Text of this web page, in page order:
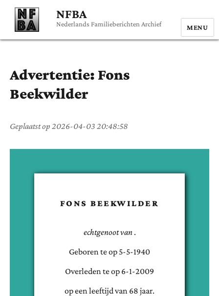
NFBA
Nederlands Familieberichten Archief MENU
Advertentie: Fons
Beekwilder
Geplaatst op 2026-04-03 20:48:58
FONS BEEKWILDER
echtgenoot van .
Geboren teop 5-5-1940
Overleden teop 6-1-2009
op een leeftijd van 68 jaar.